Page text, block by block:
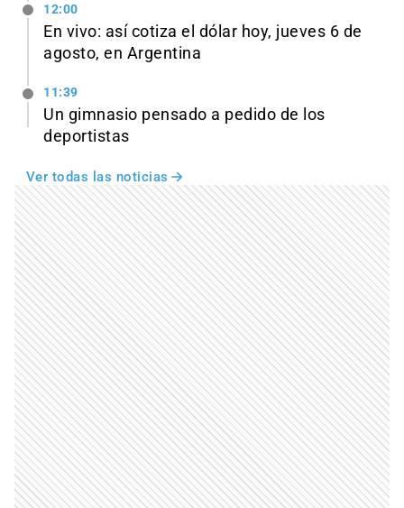
12:00
En vivo: así cotiza el dólar hoy, jueves 6 de
agosto, en Argentina
11:39
Un gimnasio pensado a pedido de los
deportistas
Ver todas las noticias